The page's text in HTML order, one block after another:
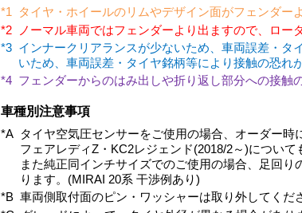
*1 タイヤ・ホイールのリムやデザイン面がフェンダー
*2
ノーマル車両ではフェンダーより出ますので、ロー
*3 インナークリアランスが少ないため、車両誤差・
いため、車両誤差・タイヤ銘柄等により接触の恐れ
*4 フェンダーからのはみ出しや折り返し部分への接触
車種別注意事項
*A タイヤ空気圧センサーをご使用の場合、オーダー
フェアレディZ・KC2レジェンド(2018/2～)について
また純正同インチサイズでのご使用の場合、足回
ります。(MIRAI 20系 干渉例あり)
*B 車両側取付面のピン・ワッシャーは取り外してくだ